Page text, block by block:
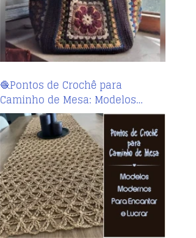
🧶Pontos de Crochê para
Caminho de Mesa: Modelos…